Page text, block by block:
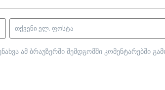
ამ ბრაუზერში შემდგომში კომენტარებში